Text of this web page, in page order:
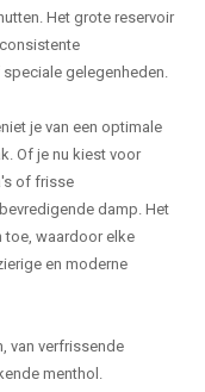
Het grote reservoir
gelegenheden.
je van een optimale
Of je nu kiest voor
of frisse
damp. Het
toe, waardoor elke
en moderne
van verfrissende
menthol.